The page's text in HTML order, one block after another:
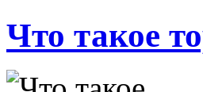
Что такое